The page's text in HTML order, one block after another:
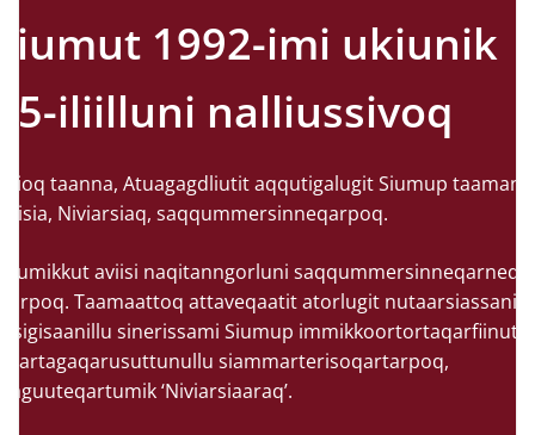
1992-imi ukiunik
iliilluni nalliussivoq
taanna, Atuagagdliutit aqqutigalugit Siumup taamani
Niviarsiaq, saqqummersinneqarpoq.
aviisi naqitanngorluni saqqummersinneqarneq
Taamaattoq attaveqaatit atorlugit nutaarsiassanik
sinerissami Siumup immikkoortortaqarfiinut
siammarterisoqartarpoq,
‘Niviarsiaaraq’.